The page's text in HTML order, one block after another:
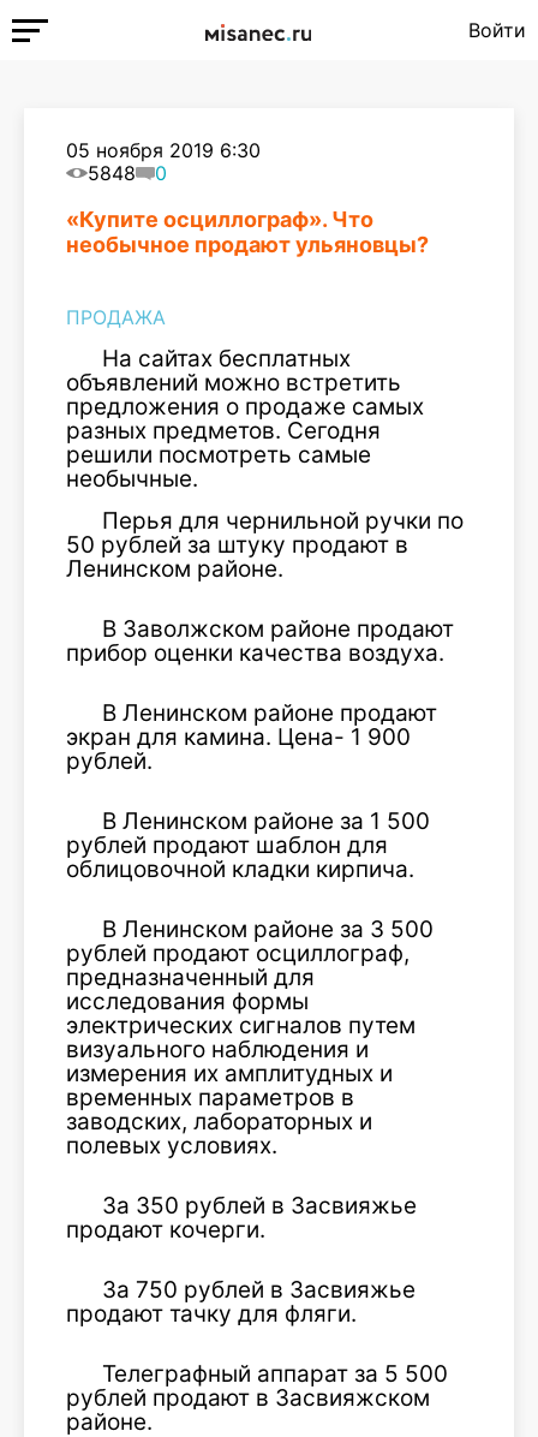
Войти
05 ноября 2019 6:30
5848
0
«Купите осциллограф». Что
необычное продают ульяновцы?
ПРОДАЖА
На сайтах бесплатных
объявлений можно встретить
предложения о продаже самых
разных предметов. Сегодня
решили посмотреть самые
необычные.
Перья для чернильной ручки по
50 рублей за штуку продают в
Ленинском районе.
В Заволжском районе продают
прибор оценки качества воздуха.
В Ленинском районе продают
экран для камина. Цена- 1 900
рублей.
В Ленинском районе за 1 500
рублей продают шаблон для
облицовочной кладки кирпича.
В Ленинском районе за 3 500
рублей продают осциллограф,
предназначенный для
исследования формы
электрических сигналов путем
визуального наблюдения и
измерения их амплитудных и
временных параметров в
заводских, лабораторных и
полевых условиях.
За 350 рублей в Засвияжье
продают кочерги.
За 750 рублей в Засвияжье
продают тачку для фляги.
Телеграфный аппарат за 5 500
рублей продают в Засвияжском
районе.